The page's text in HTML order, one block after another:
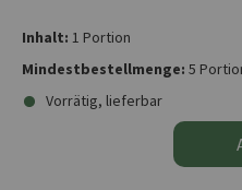
Inhalt: 1 Portion
Mindestbestellmenge: 5
Vorrätig, lieferbar